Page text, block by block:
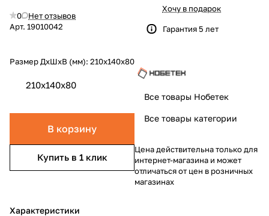
0
Нет отзывов
Арт. 19010042
Размер ДхШхВ (мм): 210x140x80
210x140x80
В корзину
Купить в 1 клик
Характеристики
Хочу в подарок
Гарантия 5 лет
Все товары Нобетек
Все товары категории
Цена действительна только для
интернет-магазина и может
отличаться от цен в розничных
магазинах